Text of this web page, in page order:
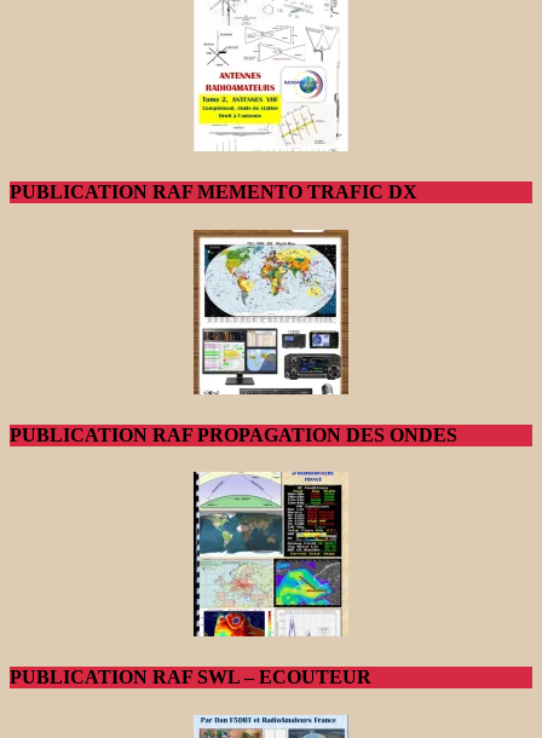
PUBLICATION RAF MEMENTO TRAFIC DX
PUBLICATION RAF PROPAGATION DES ONDES
PUBLICATION RAF SWL – ECOUTEUR